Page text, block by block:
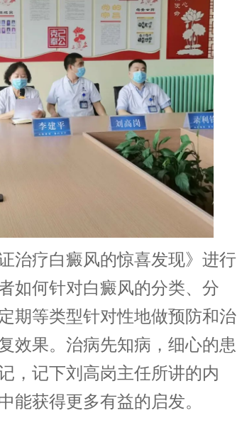
疗白癜风的惊喜发现》进行
如何针对白癜风的分类、分
期等类型针对性地做预防和治
效果。治病先知病，细心的患
，记下刘高岗主任所讲的内
能获得更多有益的启发。